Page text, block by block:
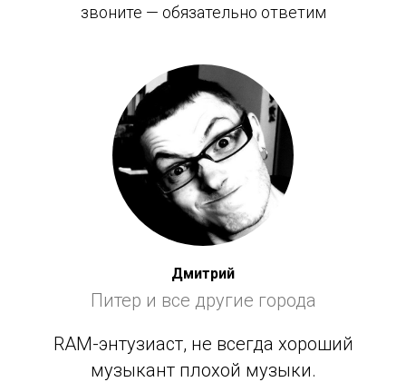
звоните — обязательно ответим
Дмитрий
Питер и все другие города
RAM-энтузиаст, не всегда хороший
музыкант плохой музыки.